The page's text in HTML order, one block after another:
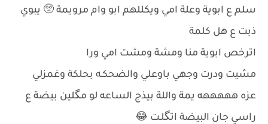
سلم ع ابوية وعلة امي ويكللهم ابو وام مرويمة 🥺 يبوي
ذبت ع هل كلمة
اترخص ابوية منا ومشة ومشت امي ورا
مشيت ودرت وجهي باوعلي والضحكـه بحلكة وغمزلي
عزه هههههه يمة واللة بيذج الساعه لو مگلين بيضة ع
راسي جان البيضة اتگلـت 😂